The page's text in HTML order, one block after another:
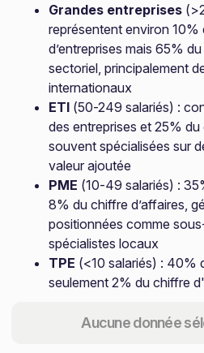
Aucune donnée
Grandes entreprises
représentent environ 10%
d’entreprises mais 65%
sectoriel, principalement
internationaux
ETI (50-249 salariés) :
des entreprises et 25% du
souvent spécialisées sur
valeur ajoutée
PME (10-49 salariés) :
8% du chiffre d’affaires,
positionnées comme
spécialistes locaux
TPE (<10 salariés) : 40%
seulement 2% du chiffre
(décoration, finition,